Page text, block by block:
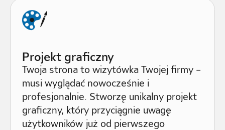
Projekt graficzny
Twoja strona to wizytówka Twojej firmy –
musi wyglądać nowocześnie i
profesjonalnie. Stworzę unikalny projekt
graficzny, który przyciągnie uwagę
użytkowników już od pierwszego